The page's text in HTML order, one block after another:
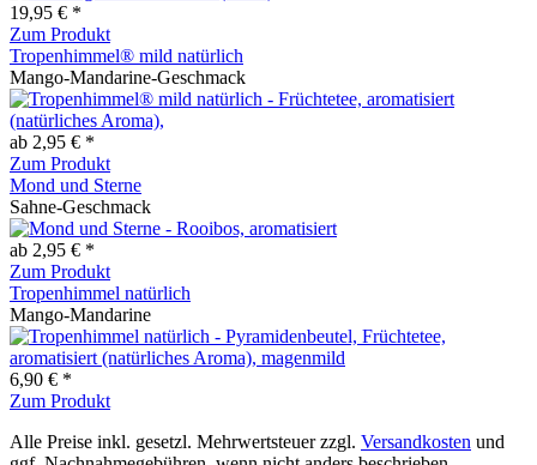
19,95 € *
Zum Produkt
Tropenhimmel® mild natürlich
Mango-Mandarine-Geschmack
ab 2,95 € *
Zum Produkt
Mond und Sterne
Sahne-Geschmack
ab 2,95 € *
Zum Produkt
Tropenhimmel natürlich
Mango-Mandarine
6,90 € *
Zum Produkt
Alle Preise inkl. gesetzl. Mehrwertsteuer zzgl. Versandkosten und